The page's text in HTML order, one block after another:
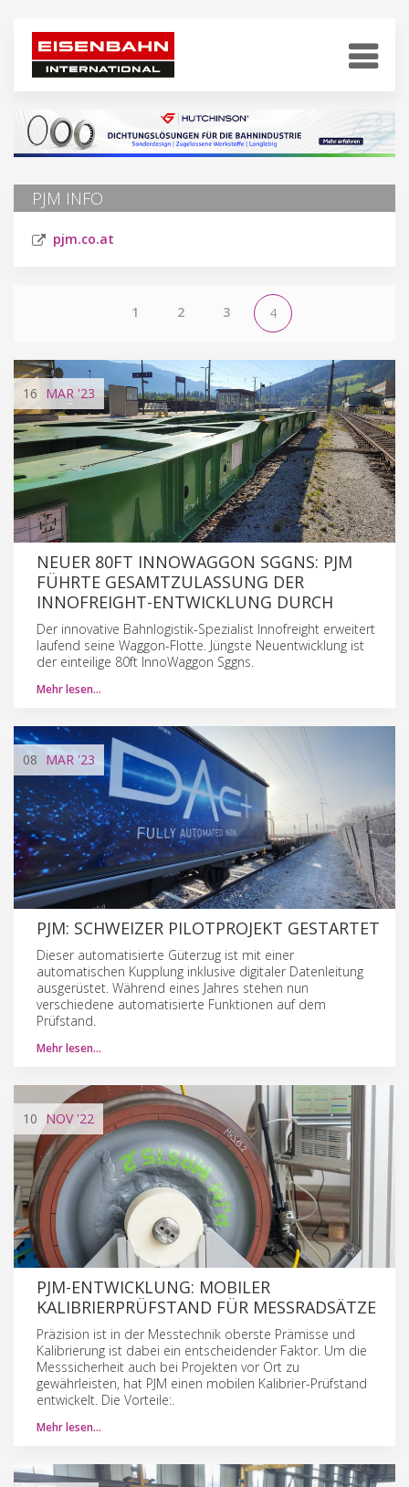
PJM INFO
pjm.co.at
1 2 3 4
16 MAR '23
NEUER 80FT INNOWAGGON SGGNS: PJM
FÜHRTE GESAMTZULASSUNG DER
INNOFREIGHT-ENTWICKLUNG DURCH
Der innovative Bahnlogistik-Spezialist Innofreight erweitert
laufend seine Waggon-Flotte. Jüngste Neuentwicklung ist
der einteilige 80ft InnoWaggon Sggns.
Mehr lesen…
08 MAR '23
PJM: SCHWEIZER PILOTPROJEKT GESTARTET
Dieser automatisierte Güterzug ist mit einer
automatischen Kupplung inklusive digitaler Datenleitung
ausgerüstet. Während eines Jahres stehen nun
verschiedene automatisierte Funktionen auf dem
Prüfstand.
Mehr lesen…
10 NOV'22
PJM-ENTWICKLUNG: MOBILER
KALIBRIERPRÜFSTAND FÜR MESSRADSÄTZE
Präzision ist in der Messtechnik oberste Prämisse und
Kalibrierung ist dabei ein entscheidender Faktor. Um die
Messsicherheit auch bei Projekten vor Ort zu
gewährleisten, hat PJM einen mobilen Kalibrier-Prüfstand
entwickelt. Die Vorteile:.
Mehr lesen…